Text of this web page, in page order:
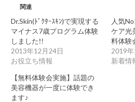
時
間
に
体
験
で
ま
す!
は
関連
Dr.Skin(ﾄﾞｸﾀｰｽｷﾝ)で実現する
マイナス7歳プログラム体験
しました!!
2013年12月24日
お役立ち情報
人気
ケア光
料体験
2019
新着情
【無料体験会実施】話題の
美容機器が一度に体験でき
ます♪